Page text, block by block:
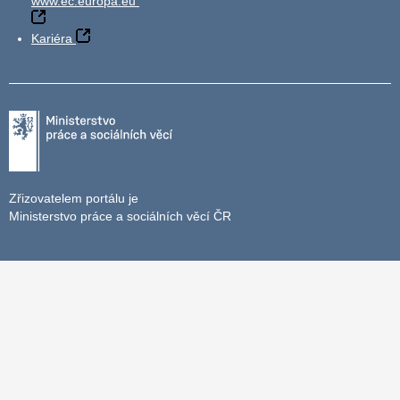
Kariéra
Zřizovatelem portálu je
Ministerstvo práce a sociálních věcí ČR